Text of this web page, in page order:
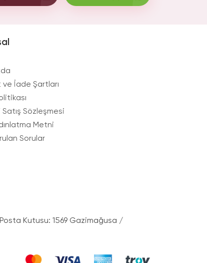
ve İade Şartları
Sözleşmesi
Metni
Sorular
Kutusu: 1569 Gazimağusa /